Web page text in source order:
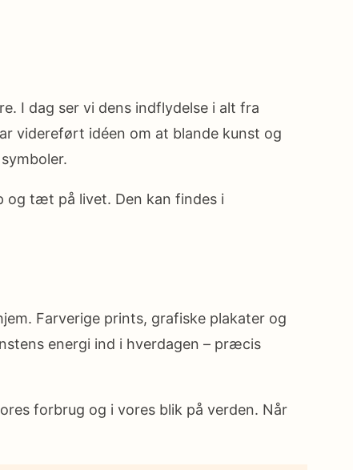
I dag ser vi dens indflydelse i alt fra
videreført idéen om at blande kunst og
og tæt på livet. Den kan findes i
Farverige prints, grafiske plakater og
energi ind i hverdagen – præcis
forbrug og i vores blik på verden. Når